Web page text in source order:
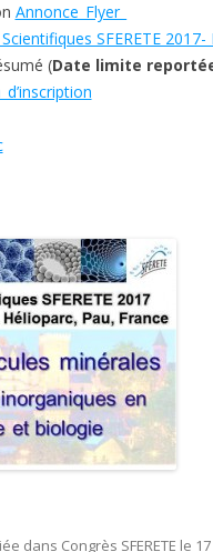
Annonce_Flyer_
SFERETE
(Date limite
dans Congrès SFERETE le